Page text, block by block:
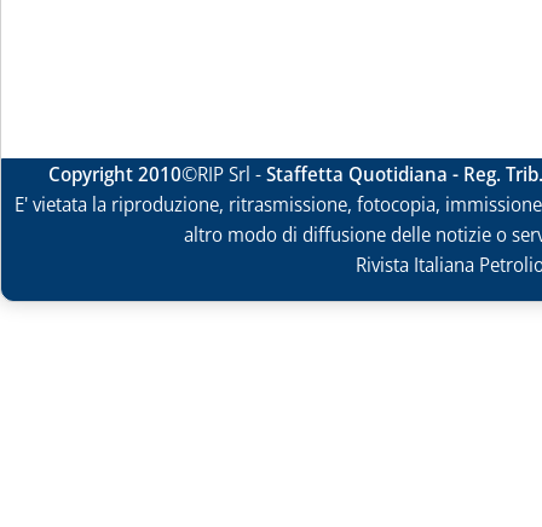
Copyright 2010©RIP Srl -Staffetta Quotidiana - Reg.
E' vietata la riproduzione, ritrasmissione, fotocopia,
altro modo di diffusione delle notizie o
Rivista Italiana